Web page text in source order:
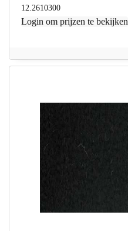
12.2610300
Login om prijzen te bekijken